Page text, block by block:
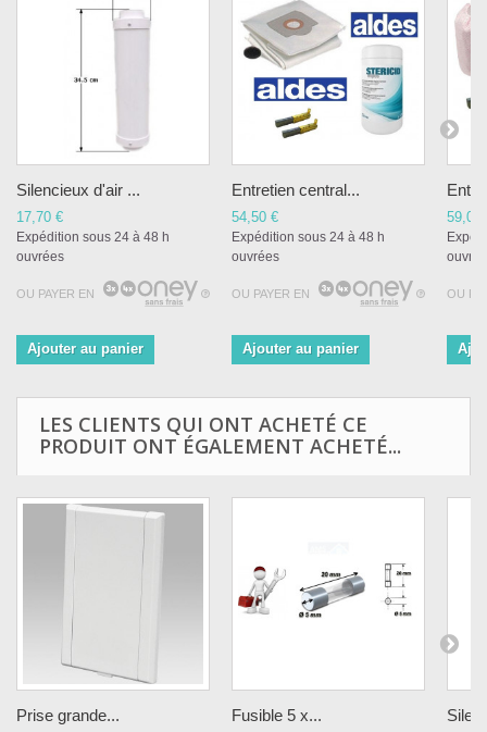
Silencieux d'air ...
17,70 €
Expédition sous 24 à 48 h
ouvrées
OU PAYER EN
Ajouter au panier
Entretien central...
54,50 €
Expédition sous 24 à 48 h
ouvrées
OU PAYER EN
Ajouter au panier
59,00
OU
LES CLIENTS QUI ONT ACHETÉ CE
PRODUIT ONT ÉGALEMENT ACHETÉ...
Prise grande... Fusible 5 x...